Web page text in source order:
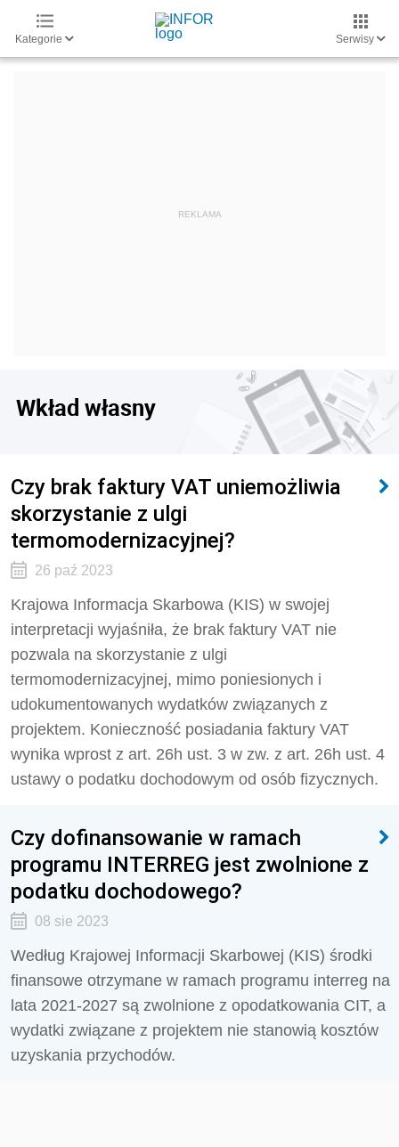
Kategorie Serwisy
Wkład własny
Czy brak faktury VAT uniemożliwia
skorzystanie z ulgi
termomodernizacyjnej?
26 paź 2023
Krajowa Informacja Skarbowa (KIS) w swojej
interpretacji wyjaśniła, że brak faktury VAT nie
pozwala na skorzystanie z ulgi
termomodernizacyjnej, mimo poniesionych i
udokumentowanych wydatków związanych z
projektem. Konieczność posiadania faktury VAT
wynika wprost z art. 26h ust. 3 w zw. z art. 26h ust. 4
ustawy o podatku dochodowym od osób fizycznych.
Czy dofinansowanie w ramach
programu INTERREG jest zwolnione z
podatku dochodowego?
08 sie 2023
Według Krajowej Informacji Skarbowej (KIS) środki
finansowe otrzymane w ramach programu interreg na
lata 2021-2027 są zwolnione z opodatkowania CIT, a
wydatki związane z projektem nie stanowią kosztów
uzyskania przychodów.